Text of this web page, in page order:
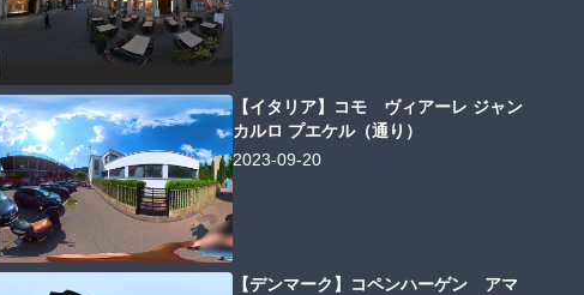
【イタリア】コモ ヴィアーレ ジャン
カルロ プエケル（通り）
2023-09-20
【デンマーク】コペンハーゲン アマ